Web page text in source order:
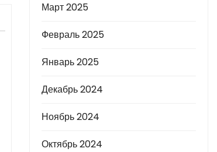
Март 2025
Февраль 2025
Январь 2025
Декабрь 2024
Ноябрь 2024
Октябрь 2024